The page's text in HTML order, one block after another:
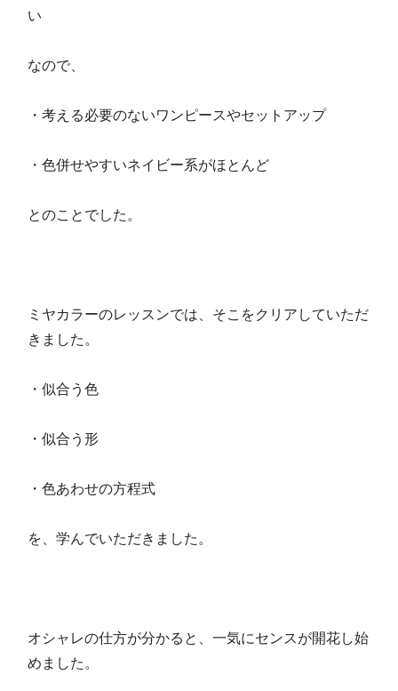
い
なので、
・考える必要のないワンピースやセットアップ
・色併せやすいネイビー系がほとんど
とのことでした。
ミヤカラーのレッスンでは、そこをクリアしていただ
きました。
・似合う色
・似合う形
・色あわせの方程式
を、学んでいただきました。
オシャレの仕方が分かると、一気にセンスが開花し始
めました。